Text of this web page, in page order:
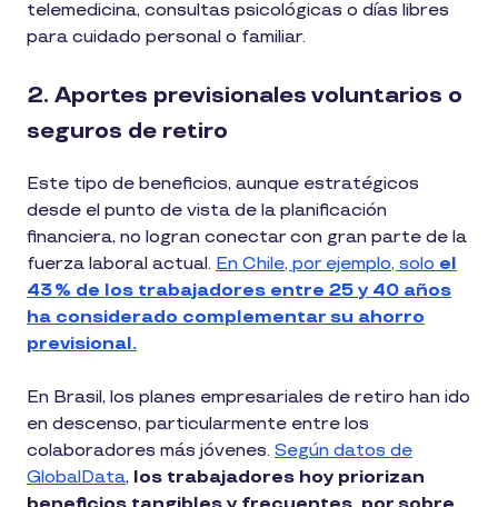
telemedicina, consultas psicológicas o días libres
para cuidado personal o familiar.
2. Aportes previsionales voluntarios o
seguros de retiro
Este tipo de beneficios, aunque estratégicos
desde el punto de vista de la planificación
financiera, no logran conectar con gran parte de la
fuerza laboral actual. En Chile, por ejemplo, solo el
43 % de los trabajadores entre 25 y 40 años
ha considerado complementar su ahorro
previsional.
En Brasil, los planes empresariales de retiro han ido
en descenso, particularmente entre los
colaboradores más jóvenes. Según datos de
GlobalData, los trabajadores hoy priorizan